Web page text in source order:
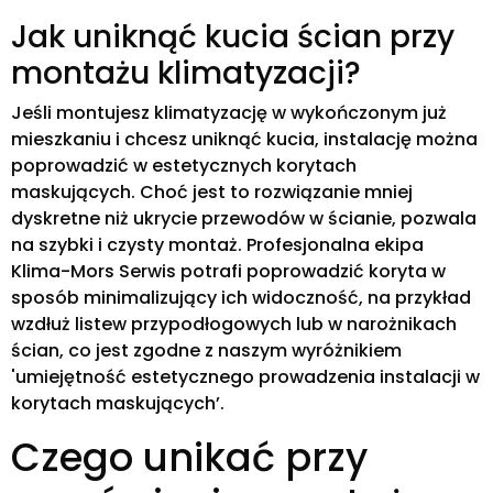
Jak uniknąć kucia ścian przy
montażu klimatyzacji?
Jeśli montujesz klimatyzację w wykończonym już
mieszkaniu i chcesz uniknąć kucia, instalację można
poprowadzić w estetycznych korytach
maskujących. Choć jest to rozwiązanie mniej
dyskretne niż ukrycie przewodów w ścianie, pozwala
na szybki i czysty montaż. Profesjonalna ekipa
Klima-Mors Serwis potrafi poprowadzić koryta w
sposób minimalizujący ich widoczność, na przykład
wzdłuż listew przypodłogowych lub w narożnikach
ścian, co jest zgodne z naszym wyróżnikiem
'umiejętność estetycznego prowadzenia instalacji w
korytach maskujących’.
Czego unikać przy